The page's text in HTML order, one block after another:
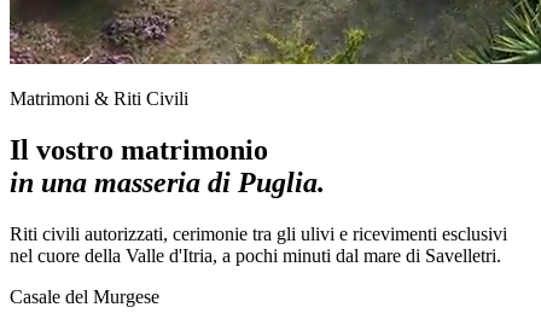
Matrimoni & Riti Civili
Il vostro matrimonio
in una masseria di Puglia.
Riti civili autorizzati, cerimonie tra gli ulivi e ricevimenti esclusivi
nel cuore della Valle d'Itria, a pochi minuti dal mare di Savelletri.
Casale del Murgese